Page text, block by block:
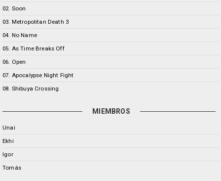
02. Soon
03. Metropolitan Death 3
04. No Name
05. As Time Breaks Off
06. Open
07. Apocalypse Night Fight
08. Shibuya Crossing
MIEMBROS
Unai
Ekhi
Igor
Tomás